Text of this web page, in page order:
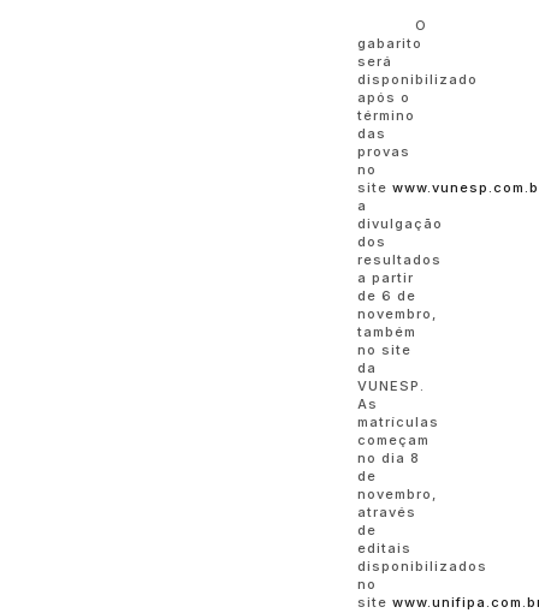
O
gabarito
será
disponibilizado
após o
término
das
provas
no
site
a
divulgação
dos
resultados
a partir
de 6 de
novembro,
também
no site
da
VUNESP.
As
matrículas
começam
no dia 8
de
novembro,
através
de
editais
disponibilizados
no
site